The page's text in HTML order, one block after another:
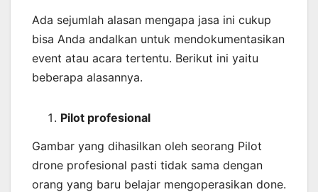
Ada sejumlah alasan mengapa jasa ini cukup
bisa Anda andalkan untuk mendokumentasikan
event atau acara tertentu. Berikut ini yaitu
beberapa alasannya.
Pilot profesional
Gambar yang dihasilkan oleh seorang Pilot
drone profesional pasti tidak sama dengan
orang yang baru belajar mengoperasikan done.